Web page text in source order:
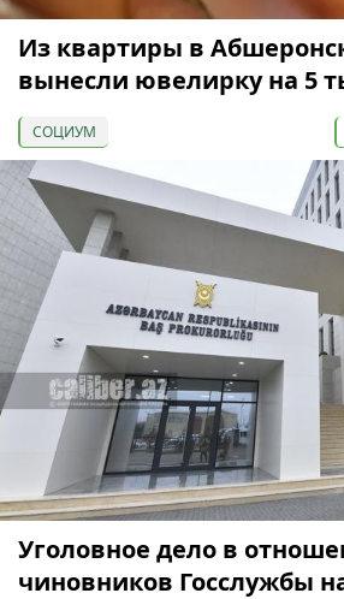
Из квартиры в
вынесли ювелирку на 5
СОЦИУМ
Уголовное дело в
чиновников Госслужбы